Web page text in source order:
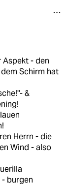
Aspekt - den
Schirm hat
&
Herrn - die
Wind - also
burgen